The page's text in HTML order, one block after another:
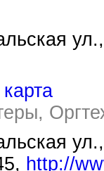
карта
http://